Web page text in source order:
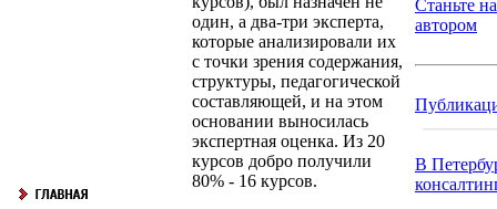
один, а два-три эксперта,
которые анализировали их
с точки зрения содержания,
структуры, педагогической
составляющей, и на этом
основании выносилась
экспертная оценка. Из 20
курсов добро получили
80% - 16 курсов.
Станьте
автором
В